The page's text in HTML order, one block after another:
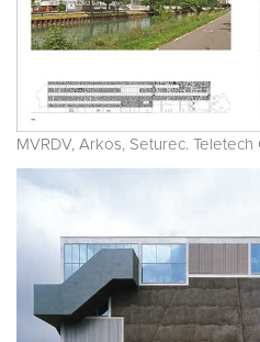
MVRDV, Arkos, Seturec. Teletech